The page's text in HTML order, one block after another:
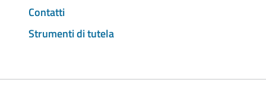
Contatti
Strumenti di tutela